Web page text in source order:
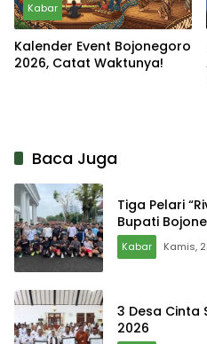
Kabar
Kalender Event Bojonegoro
2026, Catat Waktunya!
Baca Juga
Tiga Pelari
Bupati
Kabar Kamis,
3 Desa Cinta
2026